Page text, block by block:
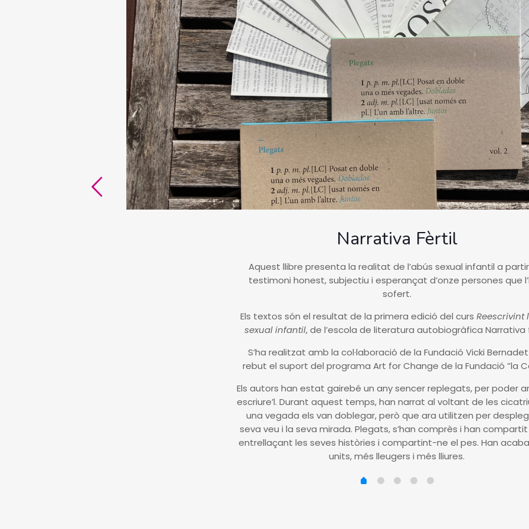
Narrativa Fèrtil
Aquest llibre presenta la realitat de l’abús sexual infantil a
testimoni honest, subjectiu i esperançat d’onze persones que
sofert.
Els textos són el resultat de la primera edició del curs Reescrivint
sexual infantil, de l’escola de literatura autobiogràfica Narrativa
S’ha realitzat amb la col·laboració de la Fundació Vicki
rebut el suport del programa Art for Change de la Fundació ”la
Els autors han estat gairebé un any sencer replegats, per poder
escriure’l. Durant aquest temps, han narrat al voltant de les
una vegada els van doblegar, però que ara utilitzen per
seva veu i la seva mirada. Plegats, s’han comprès i han
entrellaçant les seves històries i compartint-ne el pes. Han
units, més lleugers i més lliures.